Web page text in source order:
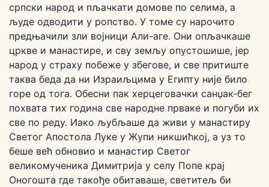
српски народ и пљачкати домове по селима, а
људе одводити у ропство. У томе су нарочито
предњачили зли војници Али-аге. Они опљачкаше
цркве и манастире, и сву земљу опустошише, јер
народ у страху побеже у збегове, и све притиште
таква беда да ни Израиљцима у Египту није било
горе од тога. Обесни пак херцеговачки санџак-бег
похвата тих година све народне прваке и погуби их
све по реду. Иако љубљаше да живи у манастиру
Светог Апостола Луке у Жупи никшићкој, а уз то
беше већ обновио и манастир Светог
великомученика Димитрија у селу Попе крај
Оногошта где такође обитаваше, светитељ би